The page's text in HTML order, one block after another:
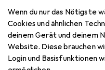
Wenn du nur das Nötigste
Cookies und ähnlichen
deinem Gerät und deinem
Website. Diese brauchen
Login und Basisfunktionen
2
Anuba
EUR
62,90